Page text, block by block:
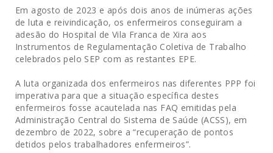
Em agosto de 2023 e após dois anos de inúmeras ações
de luta e reivindicação, os enfermeiros conseguiram a
adesão do Hospital de Vila Franca de Xira aos
Instrumentos de Regulamentação Coletiva de Trabalho
celebrados pelo SEP com as restantes EPE.
A luta organizada dos enfermeiros nas diferentes PPP foi
imperativa para que a situação específica destes
enfermeiros fosse acautelada nas FAQ emitidas pela
Administração Central do Sistema de Saúde (ACSS), em
dezembro de 2022, sobre a “recuperação de pontos
detidos pelos trabalhadores enfermeiros”.